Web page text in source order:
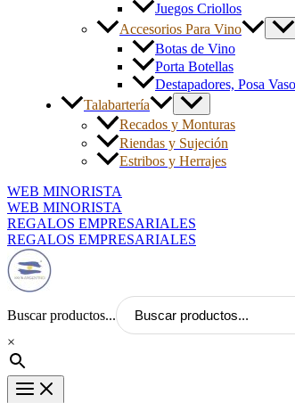
Juegos Criollos
Accesorios Para Vino
Botas de Vino
Porta Botellas
Destapadores, Posa
Talabartería
Recados y Monturas
Riendas y Sujeción
Estribos y Herrajes
WEB MINORISTA
WEB MINORISTA
REGALOS EMPRESARIALES
REGALOS EMPRESARIALES
Buscar productos...
×